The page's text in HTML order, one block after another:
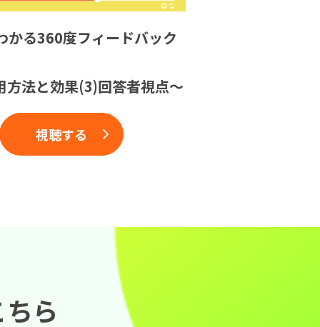
かる360度フィードバック
方法と効果(3)回答者視点〜
視聴する
ら